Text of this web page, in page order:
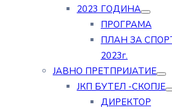
2023 ГОДИНА
ПРОГРАМА
ПЛАН ЗА
2023г.
ЈАВНО ПРЕТПРИЈАТИЕ
ЈКП БУТЕЛ -СКОПЈЕ
ДИРЕКТОР